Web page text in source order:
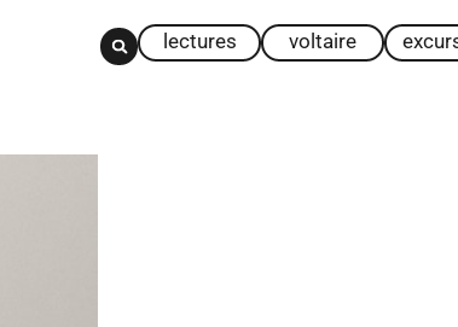
lectures voltaire